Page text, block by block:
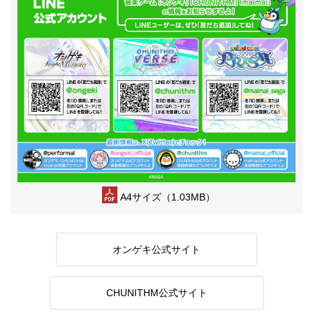
A4サイズ（1.03MB）
オンゲキ公式サイト
CHUNITHM公式サイト